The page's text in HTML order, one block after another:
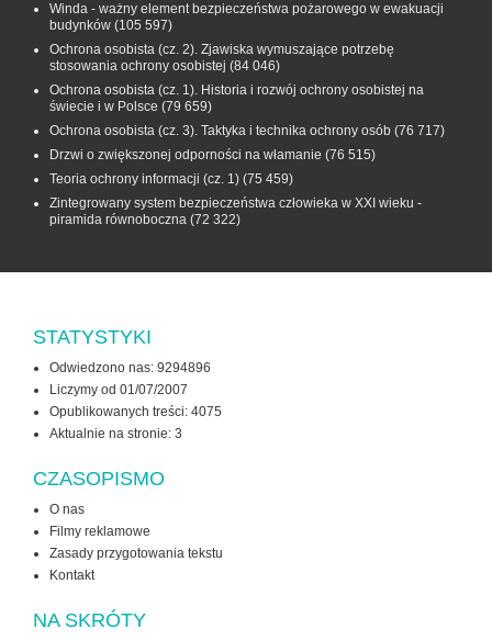
Winda - ważny element bezpieczeństwa pożarowego w ewakuacji
budynków (105 597)
Ochrona osobista (cz. 2). Zjawiska wymuszające potrzebę
stosowania ochrony osobistej (84 046)
Ochrona osobista (cz. 1). Historia i rozwój ochrony osobistej na
świecie i w Polsce (79 659)
Ochrona osobista (cz. 3). Taktyka i technika ochrony osób (76 717)
Drzwi o zwiększonej odporności na włamanie (76 515)
Teoria ochrony informacji (cz. 1) (75 459)
Zintegrowany system bezpieczeństwa człowieka w XXI wieku -
piramida równoboczna (72 322)
STATYSTYKI
Odwiedzono nas: 9294896
Liczymy od 01/07/2007
Opublikowanych treści: 4075
Aktualnie na stronie: 3
CZASOPISMO
O nas
Filmy reklamowe
Zasady przygotowania tekstu
Kontakt
NA SKRÓTY